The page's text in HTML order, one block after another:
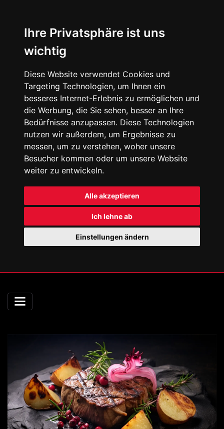
Ihre Privatsphäre ist uns
wichtig
Diese Website verwendet Cookies und
Targeting Technologien, um Ihnen ein
besseres Internet-Erlebnis zu ermöglichen und
die Werbung, die Sie sehen, besser an Ihre
Bedürfnisse anzupassen. Diese Technologien
nutzen wir außerdem, um Ergebnisse zu
messen, um zu verstehen, woher unsere
Besucher kommen oder um unsere Website
weiter zu entwickeln.
Alle akzeptieren
Ich lehne ab
Einstellungen ändern